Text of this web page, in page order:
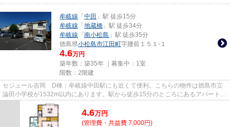
牟岐線 「 中田 」駅 徒歩15分
牟岐線 「 地蔵橋 」駅 徒歩34分
牟岐線 「 南小松島 」駅 徒歩35分
徳島県小松島市江田町字腰前１５１-１
4.6万円
築年数：築35年 ｜募集中： 1室
階数：2階建
セジュール吉岡 D棟：牟岐線中田駅にも近くて便利。こちらの物件は徳島市立
論田小学校が1532m以内にあります。駅から徒歩15分のところにあるアパートは
いかがでしょうか。今や必需品...
4.6万円
(管理費・共益費 7,000円)